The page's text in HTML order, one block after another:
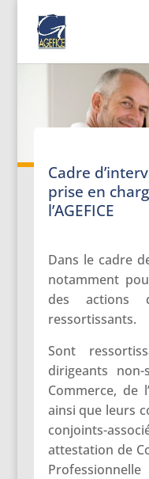
Cadre
prise en
l’AGEFICE
Dans le cadre
notamment
des actions
ressortissants.
Sont
dirigeants
Commerce, de
ainsi que leurs
conjoints-
attestation de